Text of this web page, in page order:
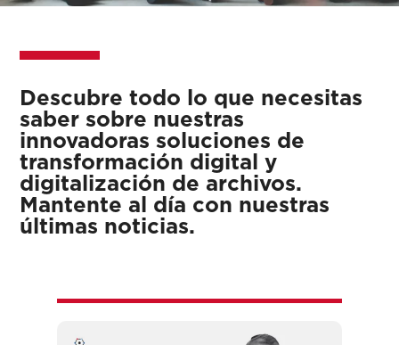
Descubre todo lo que necesitas
saber sobre nuestras
innovadoras soluciones de
transformación digital y
digitalización de archivos.
Mantente al día con nuestras
últimas noticias.